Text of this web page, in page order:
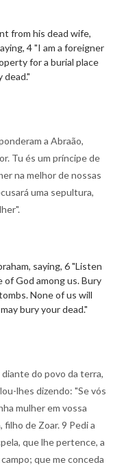
from his dead wife,
4 "I am a foreigner
for a burial place
dead."
a Abraão,
Tu és um príncipe de
na melhor de nossas
uma sepultura,
saying, 6 "Listen
of God among us. Bury
None of us will
bury your dead."
do povo da terra,
lhes dizendo: "Se vós
mulher em vossa
filho de Zoar. 9 Pedi a
que lhe pertence, a
que me conceda